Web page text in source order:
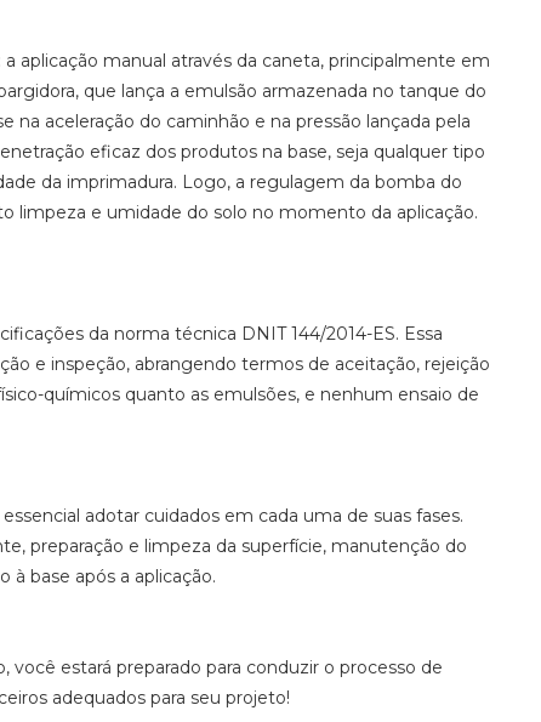
aplicação manual através da caneta, principalmente em
que lança a emulsão armazenada no tanque do
na aceleração do caminhão e na pressão lançada pela
eficaz dos produtos na base, seja qualquer tipo
da imprimadura. Logo, a regulagem da bomba do
limpeza e umidade do solo no momento da aplicação.
da norma técnica DNIT 144/2014-ES. Essa
e inspeção, abrangendo termos de aceitação, rejeição
químicos quanto as emulsões, e nenhum ensaio de
adotar cuidados em cada uma de suas fases.
preparação e limpeza da superfície, manutenção do
base após a aplicação.
estará preparado para conduzir o processo de
adequados para seu projeto!